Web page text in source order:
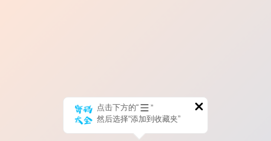
点击下方的“
”
然后选择“添加到收藏夹”